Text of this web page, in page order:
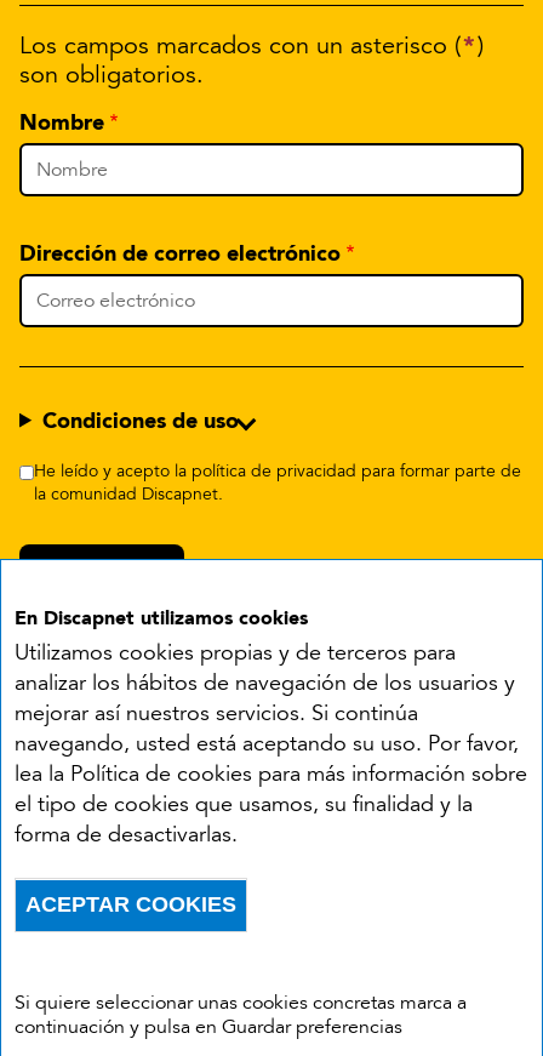
En Discapnet utilizamos cookies
Utilizamos cookies propias y de terceros para
analizar los hábitos de navegación de los usuarios y
mejorar así nuestros servicios. Si continúa
navegando, usted está aceptando su uso. Por favor,
lea la Política de cookies para más información sobre
el tipo de cookies que usamos, su finalidad y la
forma de desactivarlas.
Si quiere seleccionar unas cookies concretas marca a
continuación y pulsa en Guardar preferencias
ACEPTAR COOKIES
Los campos marcados con un asterisco (*)
son obligatorios.
Nombre
Dirección de correo electrónico
Condiciones de uso
He leído y acepto la política de privacidad para formar parte de
la comunidad Discapnet.
Síguenos en:
YouTube
Menú del pie
AccesibilidadAviso legal
Política de privacidad